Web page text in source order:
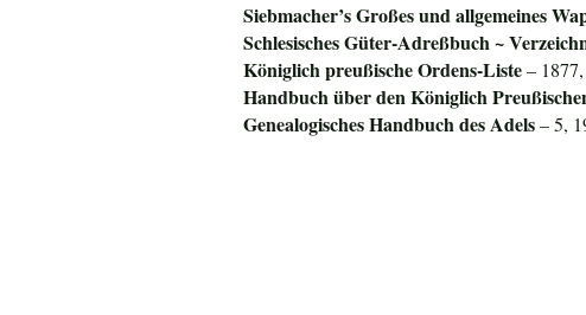
Siebmacher’s Großes und allgemeines
Schlesisches Güter-Adreßbuch ~
Königlich preußische Ordens-Liste–
Handbuch über denKöniglich
Genealogisches Handbuch des Adels– 5,